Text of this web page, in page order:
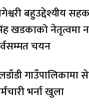
बहुउद्देश्यीय
खडकाको नेतृत्वमा
चयन
गाउँपालिकामा
भर्ना खुला